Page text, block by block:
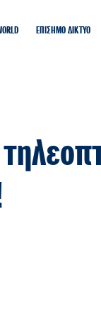
ΕΠΙΣΗΜΟ ΔΙΚΤΥΟ